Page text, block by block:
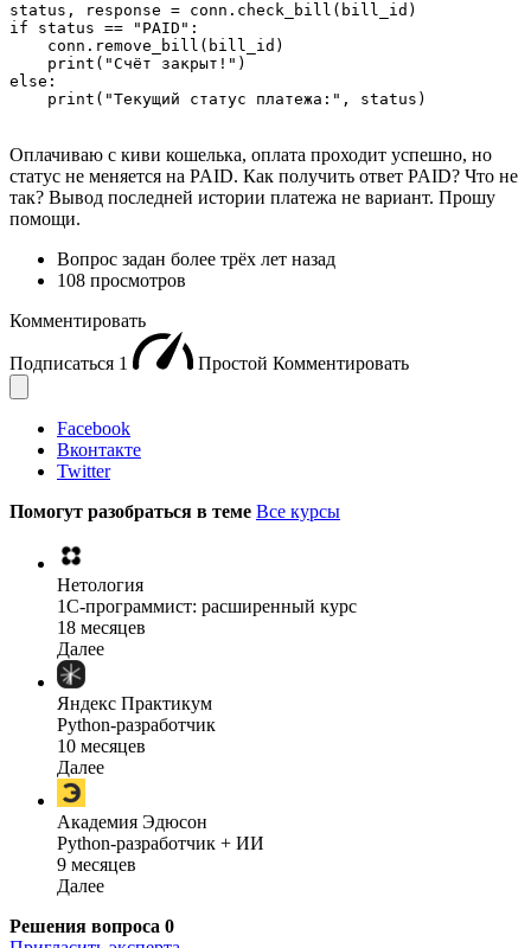
status, response = conn.check_bill(bill_id)
if status == "PAID":
    conn.remove_bill(bill_id)
    print("Счёт закрыт!")
else:
    print("Текущий статус платежа:", status)
Оплачиваю с киви кошелька, оплата проходит успешно, но
статус не меняется на PAID. Как получить ответ PAID? Что не
так? Вывод последней истории платежа не вариант. Прошу
помощи.
Вопрос задан более трёх лет назад
108 просмотров
Комментировать
Подписаться 1 Простой Комментировать
Facebook
Вконтакте
Twitter
Помогут разобраться в теме Все курсы
Нетология
1C-программист: расширенный курс
18 месяцев
Далее
Яндекс Практикум
Python-разработчик
10 месяцев
Далее
Академия Эдюсон
Python-разработчик + ИИ
9 месяцев
Далее
Решения вопроса 0